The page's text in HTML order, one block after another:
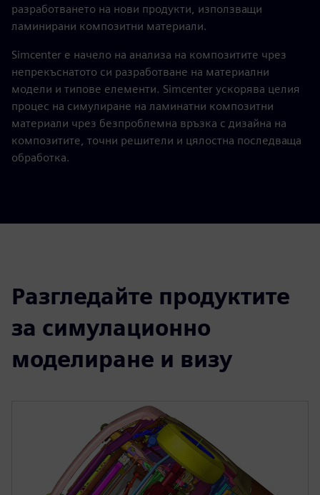
разработването на нови продукти, използващи
ламинирани композитни материали.
Simcenter е начело на анализа на композитите чрез
непрекъснатото си разработване на материални
модели и типове елементи. Simcenter ускорява целия
процес на симулиране на ламинатни композитни
материали чрез безпроблемна връзка с дизайна на
композитите, точни решители и цялостна последваща
обработка.
Разгледайте продуктите
за симулационно
моделиране и визу